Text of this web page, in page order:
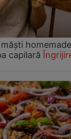
homemade
capilară